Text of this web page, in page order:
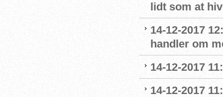
lidt som at
14-12-2017
handler om
14-12-2017
14-12-2017